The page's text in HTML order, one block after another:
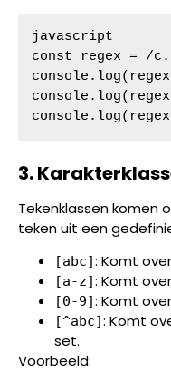
javascript
const regex = /
3.
Tekenklassen komen
teken uit een
[abc]: Komt
[a-z]: Komt
[0-9]: Komt
[^abc]: Komt
set.
Voorbeeld: